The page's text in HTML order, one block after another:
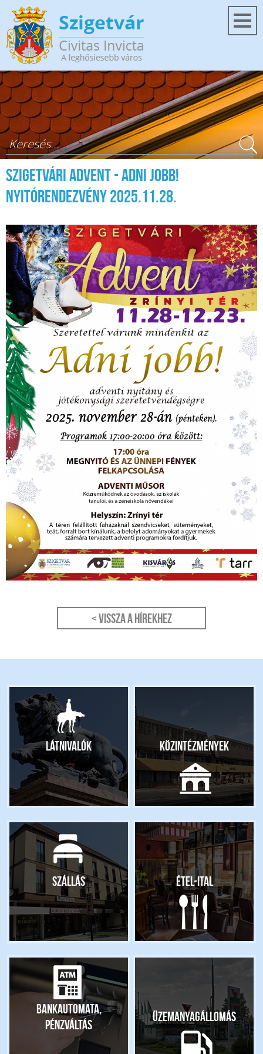
Ugrás a tartalomra
Keresés űrlap
Szigetvári Advent - Adni jobb!
nyitórendezvény 2025.11.28.
< Vissza a hírekhez
Látnivalók Közintézmények
Szállás Étel-ital
Bankautomata,
pénzváltás
Üzemanyagállomás